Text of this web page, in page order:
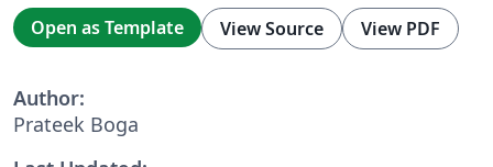
Open as Template View Source View PDF
Author:
Prateek Boga